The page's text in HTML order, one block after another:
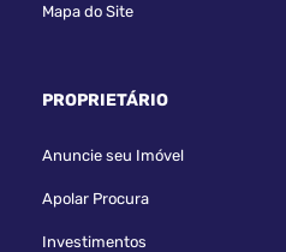
Mapa do Site
PROPRIETÁRIO
Anuncie seu Imóvel
Apolar Procura
Investimentos